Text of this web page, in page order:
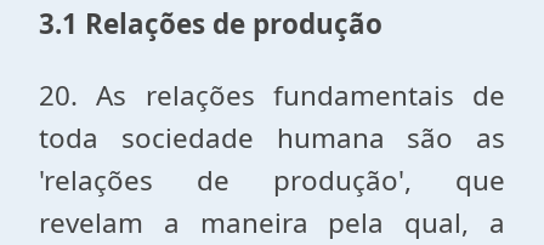
3.1 Relações de produção
20. As relações fundamentais de
toda sociedade humana são as
'relações de produção', que
revelam a maneira pela qual, a